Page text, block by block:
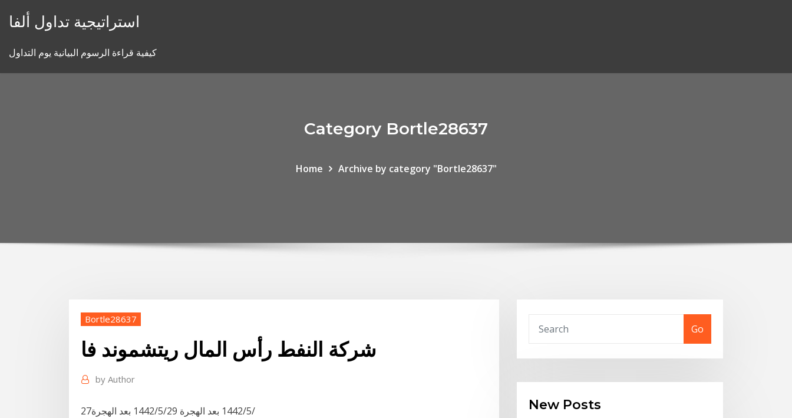
استراتيجية تداول ألفا
كيفية قراءة الرسوم البيانية يوم التداول
Category Bortle28637
Home Archive by category "Bortle28637"
Bortle28637
شركة النفط رأس المال ريتشموند فا
by Author
27‏‏/5‏‏/1442 بعد الهجرة 29‏‏/5‏‏/1442 بعد الهجرة
Go
New Posts